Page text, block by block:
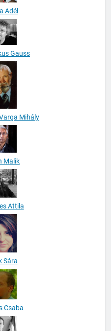
Adél
Gauss
Mihály
Malik
Attila
Sára
Csaba